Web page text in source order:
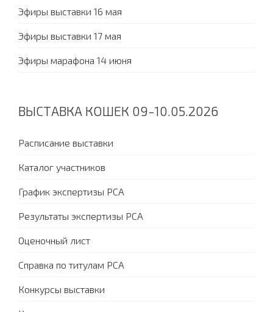
Эфиры выставки 16 мая
Эфиры выставки 17 мая
Эфиры марафона 14 июня
ВЫСТАВКА КОШЕК 09-10.05.2026
Расписание выставки
Каталог участников
График экспертизы PCA
Результаты экспертизы PCA
Оценочный лист
Справка по титулам PCA
Конкурсы выставки